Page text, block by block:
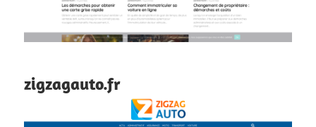
zigzagauto.fr